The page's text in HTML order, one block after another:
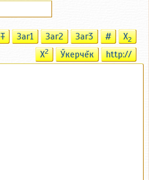
T Заг1 Заг2 Заг3 # X2
X2 Ӳкерчĕк http://